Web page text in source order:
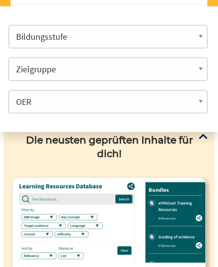
Die neusten geprüften Inhalte für
dich!